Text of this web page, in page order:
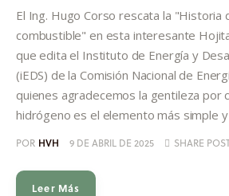
El Ing. Hugo Corso rescata la "Historia
combustible" en esta interesante
que edita el Instituto de Energía y
(iEDS) de la Comisión Nacional de
quienes agradecemos la gentileza por
hidrógeno es el elemento más simple
POR HVH 9 DE ABRIL DE 2025 SHARE
Leer Más